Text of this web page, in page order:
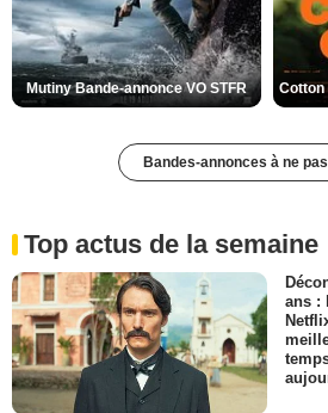
Mutiny Bande-annonce VO STFR
Bandes-annonces à ne
Top actus de la semaine
ans :